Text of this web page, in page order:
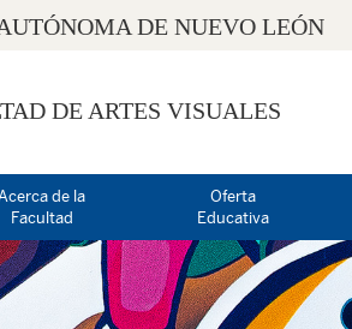
DE NUEVO LEÓN
DE ARTES VISUALES
de la
Facultad
Oferta
Educativa